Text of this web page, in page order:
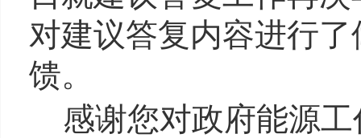
对建议答复内容进行
馈。
感谢您对政府能源